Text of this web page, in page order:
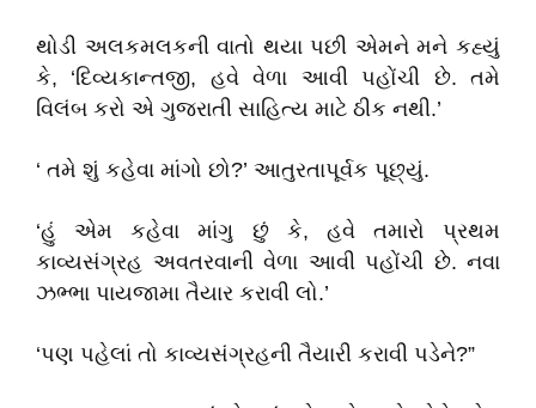
થોડી અલકમલકની વાતો થયા પછી એમને મને કહ્યું
કે, ‘દિવ્યકાન્તજી, હવે વેળા આવી પહોંચી છે. તમે
વિલંબ કરો એ ગુજરાતી સાહિત્ય માટે ઠીક નથી.’
‘ તમે શું કહેવા માંગો છો?’ આતુરતાપૂર્વક પૂછ્યું.
‘હું એમ કહેવા માંગુ છું કે, હવે તમારો પ્રથમ
કાવ્યસંગ્રહ અવતરવાની વેળા આવી પહોંચી છે. નવા
ઝભ્ભા પાયજામા તૈયાર કરાવી લો.’
‘પણ પહેલાં તો કાવ્યસંગ્રહની તૈયારી કરાવી પડેને?”